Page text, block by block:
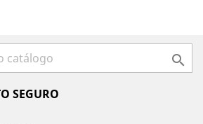

SEGURO